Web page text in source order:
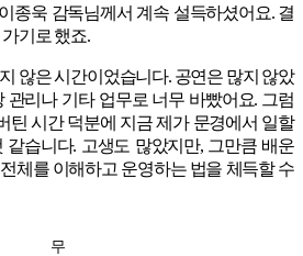
종욱 감독님께서 계속 설득하셨어요. 결
기로 했죠.
않은 시간이었습니다. 공연은 많지 않았
관리나 기타 업무로 너무 바빴어요. 그럼
틴 시간 덕분에 지금 제가 문경에서 일할
습니다. 고생도 많았지만, 그만큼 배운
체를 이해하고 운영하는 법을 체득할 수
무